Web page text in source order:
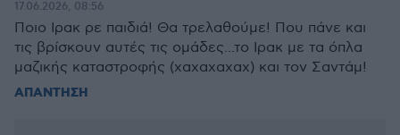
17.06.2026, 08:56
Ποιο Ιρακ ρε παιδιά! Θα τρελαθούμε! Που πάνε και
τις βρίσκουν αυτές τις ομάδες...το Ιρακ με τα όπλα
μαζικής καταστροφής (χαχαχαχαχ) και τον Σαντάμ!
ΑΠΑΝΤΗΣΗ